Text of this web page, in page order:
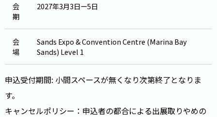
会
期
2027年3月3日ー5日
会
場
Sands Expo & Convention Centre (Marina Bay
Sands) Level 1
申込受付期間: 小間スペースが無くなり次第終了となりま
す。
キャンセルポリシー：申込者の都合による出展取りやめの